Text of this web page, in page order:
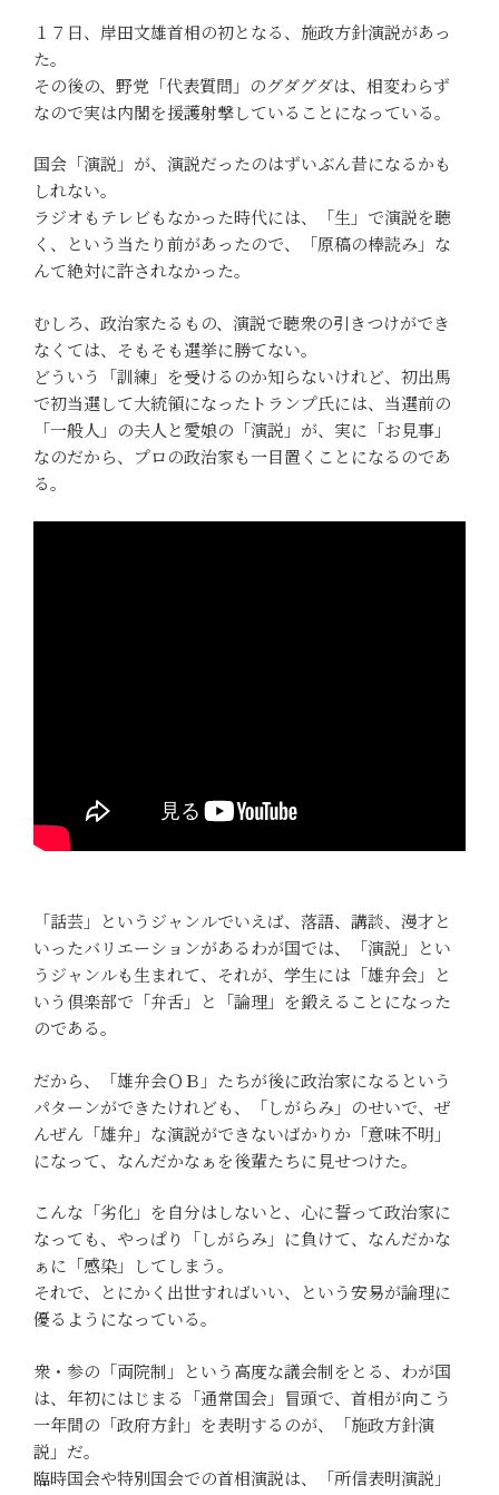
１７日、岸田文雄首相の初となる、施政方針演説があっ
た。
その後の、野党「代表質問」のグダグダは、相変わらず
なので実は内閣を援護射撃していることになっている。
国会「演説」が、演説だったのはずいぶん昔になるかも
しれない。
ラジオもテレビもなかった時代には、「生」で演説を聴
く、という当たり前があったので、「原稿の棒読み」な
んて絶対に許されなかった。
むしろ、政治家たるもの、演説で聴衆の引きつけができ
なくては、そもそも選挙に勝てない。
どういう「訓練」を受けるのか知らないけれど、初出馬
で初当選して大統領になったトランプ氏には、当選前の
「一般人」の夫人と愛娘の「演説」が、実に「お見事」
なのだから、プロの政治家も一目置くことになるのであ
る。
「話芸」というジャンルでいえば、落語、講談、漫才と
いったバリエーションがあるわが国では、「演説」とい
うジャンルも生まれて、それが、学生には「雄弁会」と
いう倶楽部で「弁舌」と「論理」を鍛えることになった
のである。
だから、「雄弁会ＯＢ」たちが後に政治家になるという
パターンができたけれども、「しがらみ」のせいで、ぜ
んぜん「雄弁」な演説ができないばかりか「意味不明」
になって、なんだかなぁを後輩たちに見せつけた。
こんな「劣化」を自分はしないと、心に誓って政治家に
なっても、やっぱり「しがらみ」に負けて、なんだかな
ぁに「感染」してしまう。
それで、とにかく出世すればいい、という安易が論理に
優るようになっている。
衆・参の「両院制」という高度な議会制をとる、わが国
は、年初にはじまる「通常国会」冒頭で、首相が向こう
一年間の「政府方針」を表明するのが、「施政方針演
説」だ。
臨時国会や特別国会での首相演説は、「所信表明演説」